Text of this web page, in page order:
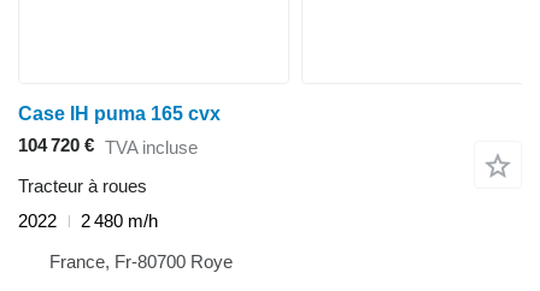
Case IH puma 165 cvx
104 720 € TVA incluse
Tracteur à roues
2022
2 480 m/h
France, Fr-80700 Roye